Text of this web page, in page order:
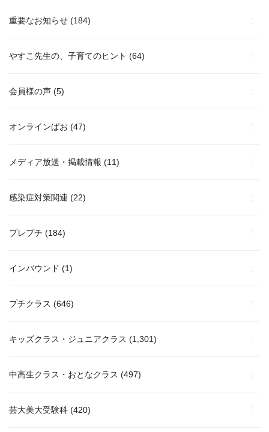
重要なお知らせ (184)
やすこ先生の、子育てのヒント (64)
会員様の声 (5)
オンラインぱお (47)
メディア放送・掲載情報 (11)
感染症対策関連 (22)
プレプチ (184)
インバウンド (1)
プチクラス (646)
キッズクラス・ジュニアクラス (1,301)
中高生クラス・おとなクラス (497)
芸大美大受験科 (420)